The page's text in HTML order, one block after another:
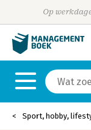
Op
Sport, hobby,